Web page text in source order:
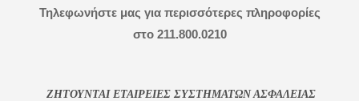
Τηλεφωνήστε μας για περισσότερες πληροφορίες
στο 211.800.0210
ΖΗΤΟΥΝΤΑΙ ΕΤΑΙΡΕΙΕΣ ΣΥΣΤΗΜΑΤΩΝ ΑΣΦΑΛΕΙΑΣ